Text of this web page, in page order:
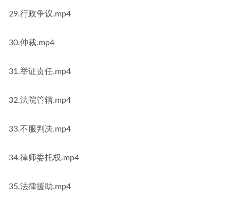
29.行政争议.mp4
30.仲裁.mp4
31.举证责任.mp4
32.法院管辖.mp4
33.不服判决.mp4
34.律师委托权.mp4
35.法律援助.mp4